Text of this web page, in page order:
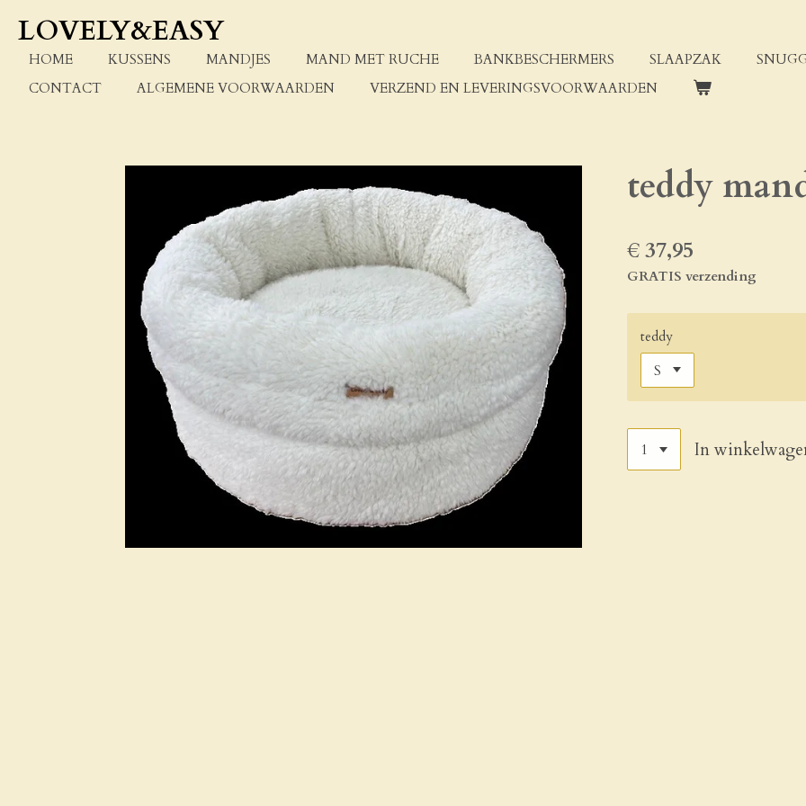
Ga
direct
naar
hoofdinhoud
LOVELY&EASY
HOME KUSSENS MANDJES MAND MET RUCHE BANKBESCHERMERS SLAAPZAK
CONTACT
ALGEMENE VOORWAARDEN VERZEND EN LEVERINGSVOORWAARDEN
teddy
€ 37,95
GRATIS verzending
teddy
In